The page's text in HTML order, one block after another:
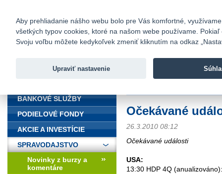
Fio banka
Fio banka
Očekávané
26.3.2010 08:12
Očekávané události
USA:
13:30 HDP 4Q
BANKOVÉ SLUŽBY
PODIELOVÉ FONDY
AKCIE A INVESTÍCIE
SPRAVODAJSTVO
Novinky z burzy a
komentáre
Aby prehliadanie nášho webu bolo pre Vás komfortné,
všetkých typov cookies, ktoré na našom webe používame.
Svoju voľbu môžete kedykoľvek zmeniť kliknutím na odkaz
Upraviť nastavenie